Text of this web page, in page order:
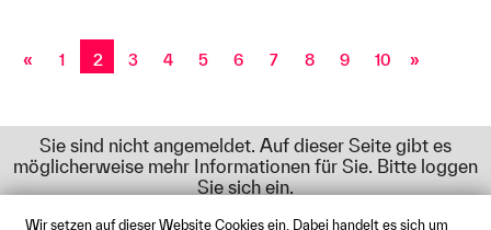
Wir setzen auf dieser Website Cookies ein. Dabei handelt es sich um
« 1 2 3 4 5 6 7 8 9 10 »
Sie sind nicht angemeldet. Auf dieser Seite gibt es
möglicherweise mehr Informationen für Sie. Bitte loggen
Sie sich ein.